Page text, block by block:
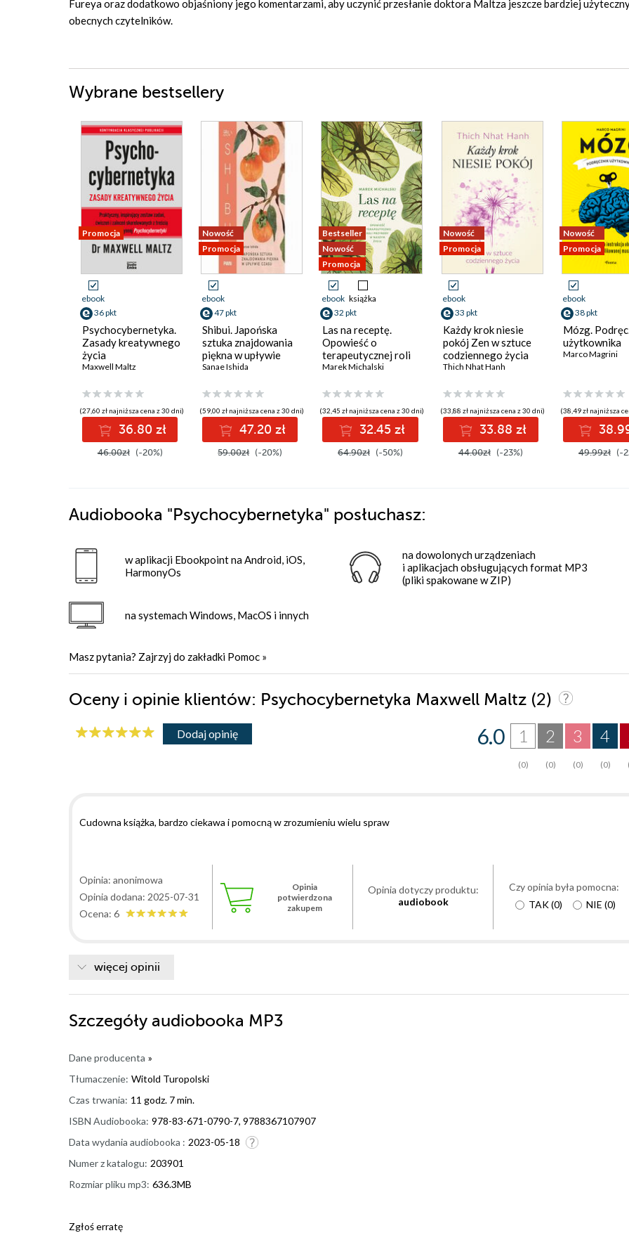
Fureya oraz dodatkowo objaśniony jego komentarzami, aby uczynić przesłanie doktora Maltza jeszcze bardziej
obecnych czytelników.
Wybrane bestsellery
Promocja
ebook
36 pkt
Psychocybernetyka.
Zasady kreatywnego
życia
Maxwell Maltz
(27,60 zł najniższa cena z 30 dni)
36.80 zł
46.00zł (-20%)
Nowość
Promocja
ebook
47 pkt
Shibui. Japońska
sztuka znajdowania
piękna w upływie
czasu
Sanae Ishida
(59,00 zł najniższa cena z 30 dni)
47.20 zł
59.00zł (-20%)
Bestseller
Nowość
Promocja
ebook książka
32 pkt
Las na receptę.
Opowieść o
terapeutycznej roli
przyrody w naszym
Marek Michalski
(32,45 zł najniższa cena z 30 dni)
32.45 zł
64.90zł (-50%)
Nowość
Promocja
ebook
33 pkt
Każdy krok niesie
pokój Zen w sztuce
codziennego życia
Thich Nhat Hanh
(33,88 zł najniższa cena z 30 dni)
33.88 zł
44.00zł (-23%)
Nowość
Promocja
ebook
38 pkt
Mózg.
użytkownika
Marco Magrini
(38,49 zł najniższa
49.99zł (-
Audiobooka "Psychocybernetyka" posłuchasz:
w aplikacji Ebookpoint na Android, iOS,
HarmonyOs
na systemach Windows, MacOS i innych
na dowolonych urządzeniach
i aplikacjach obsługujących format MP3
(pliki spakowane w ZIP)
Masz pytania? Zajrzyj do zakładki Pomoc »
Oceny i opinie klientów: Psychocybernetyka Maxwell Maltz (2)
Dodaj opinię 4
(0)
3
(0)
2
(0)
1
(0)
6.0
Cudowna książka, bardzo ciekawa i pomocną w zrozumieniu wielu spraw
Opinia: anonimowa
Opinia dodana: 2025-07-31
Ocena: 6
Opinia
potwierdzona
zakupem
Opinia dotyczy produktu:
audiobook
Czy opinia była pomocna:
TAK(0) NIE (0)
więcej opinii
Szczegóły audiobooka MP3
Dane producenta »
Tłumaczenie: Witold Turopolski
Czas trwania: 11 godz. 7 min.
ISBN Audiobooka: 978-83-671-0790-7, 9788367107907
Data wydania audiobooka : 2023-05-18
Numer z katalogu: 203901
Rozmiar pliku mp3: 636.3MB
Zgłoś erratę